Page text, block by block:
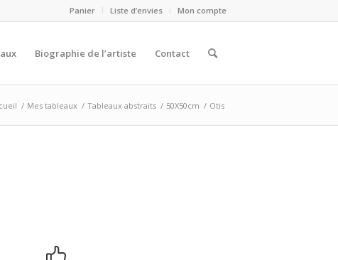
Panier Liste d’envies Mon compte
Biographie de l’artiste Contact
/ Mes tableaux / Tableaux abstraits / 50X50cm / Otis